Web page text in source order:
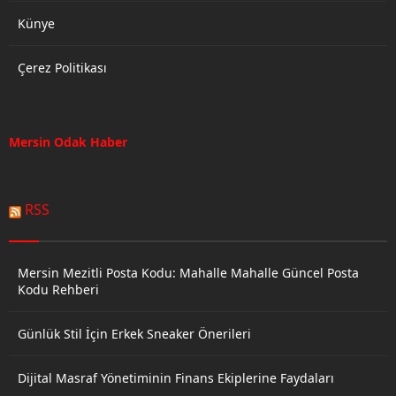
Künye
Çerez Politikası
Mersin Odak Haber
RSS
Mersin Mezitli Posta Kodu: Mahalle Mahalle Güncel Posta
Kodu Rehberi
Günlük Stil İçin Erkek Sneaker Önerileri
Dijital Masraf Yönetiminin Finans Ekiplerine Faydaları